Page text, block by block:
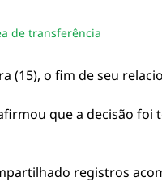
de transferência
(15), o fim de seu
que a decisão
registros